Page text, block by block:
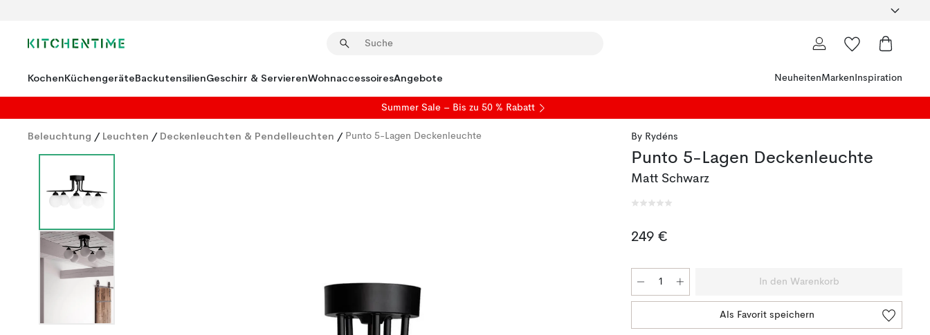
KochenKüchengeräteBackutensilienGeschirr & ServierenWohnaccessoiresAngebote NeuheitenMarken Inspiration
Summer Sale – Bis zu 50 % Rabatt
Beleuchtung / Leuchten / Deckenleuchten & Pendelleuchten / Punto 5-Lagen Deckenleuchte By Rydéns
Punto 5-Lagen Deckenleuchte
Matt Schwarz
249 €
In den Warenkorb
Als Favorit speichern